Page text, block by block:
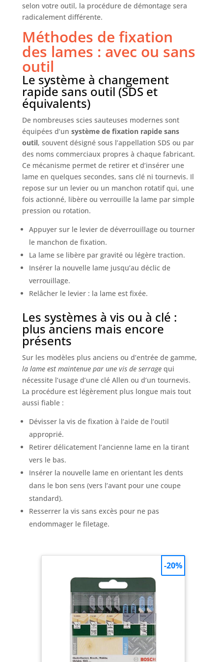
restauration. Les gants de jardinage pour femmes
et hommes aident à réduire la fatigue et
permettent de les utiliser facilement.
selon votre outil, la procédure de démontage sera
radicalement différente.
Méthodes de fixation
des lames : avec ou sans
outil
Le système à changement
rapide sans outil (SDS et
équivalents)
De nombreuses scies sauteuses modernes sont
équipées d’un système de fixation rapide sans
outil, souvent désigné sous l’appellation SDS ou par
des noms commerciaux propres à chaque fabricant.
Ce mécanisme permet de retirer et d’insérer une
lame en quelques secondes, sans clé ni tournevis. Il
repose sur un levier ou un manchon rotatif qui, une
fois actionné, libère ou verrouille la lame par simple
pression ou rotation.
Appuyer sur le levier de déverrouillage ou tourner
le manchon de fixation.
La lame se libère par gravité ou légère traction.
Insérer la nouvelle lame jusqu’au déclic de
verrouillage.
Relâcher le levier : la lame est fixée.
Les systèmes à vis ou à clé :
plus anciens mais encore
présents
Sur les modèles plus anciens ou d’entrée de gamme,
la lame est maintenue par une vis de serragequi
nécessite l’usage d’une clé Allen ou d’un tournevis.
La procédure est légèrement plus longue mais tout
aussi fiable :
Dévisser la vis de fixation à l’aide de l’outil
approprié.
Retirer délicatement l’ancienne lame en la tirant
vers le bas.
Insérer la nouvelle lame en orientant les dents
dans le bon sens (vers l’avant pour une coupe
standard).
Resserrer la vis sans excès pour ne pas
endommager le filetage.
-20%